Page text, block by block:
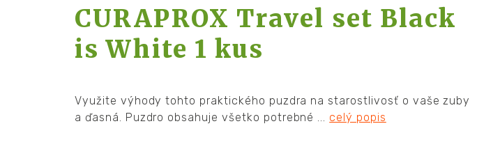
CURAPROX Travel set Black
is White 1 kus
Využite výhody tohto praktického puzdra na starostlivosť o vaše zuby
a ďasná. Puzdro obsahuje všetko potrebné ... celý popis